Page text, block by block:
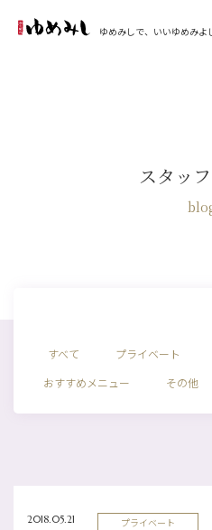
ゆめみしで、いいゆめみ
スタッ
すべて プライベート
おすすめメニュー
その他
2018.05.21 プライベート